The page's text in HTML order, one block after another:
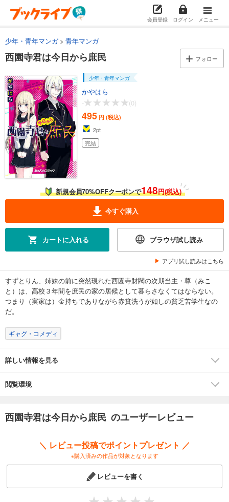
会員登録 ログイン メニュー
少年・青年マンガ 青年マンガ
西園寺君は今日から庶民 フォロー
少年・青年マンガ
かやはら
-
(0)
495 円 (税込)
2pt
完結
新規会員70%OFFクーポンで148円(税込)
今すぐ購入
カートに入れる ブラウザ試し読み
アプリ試し読みはこちら
すずとりん、姉妹の前に突然現れた西園寺財閥の次期当主・尊（みこ
と）は、高校３年間を庶民の家の居候として暮らさなくてはならない。
つまり（実家は）金持ちでありながら赤貧洗うが如しの貧乏苦学生なの
だ。
ギャグ・コメディ
詳しい情報を見る
閲覧環境
西園寺君は今日から庶民 のユーザーレビュー
＼ レビュー投稿でポイントプレゼント ／
※購入済みの作品が対象となります
レビューを書く